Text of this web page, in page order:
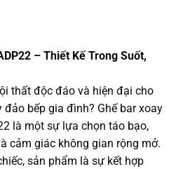
– Thiết Kế Trong Suốt,
thất độc đáo và hiện đại cho
đảo bếp gia đình? Ghế bar xoay
là một sự lựa chọn táo bạo,
cảm giác không gian rộng mở.
sản phẩm là sự kết hợp